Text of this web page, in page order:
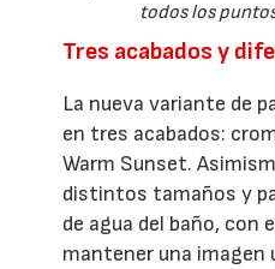
todos los
Tres acabados y
La nueva variante de
en tres acabados:
Warm Sunset.
distintos tamaños y
de agua del baño, con
mantener una imagen